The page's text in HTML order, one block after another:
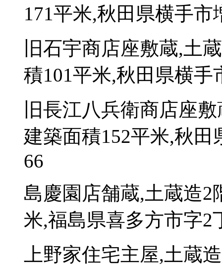
171平米,秋田県横手
旧石宇商店座敷蔵,土
積101平米,秋田県横
旧長江八兵衛商店座
建築面積152平米,秋
66
島慶園店舗蔵,土蔵造2
米,福島県喜多方市字2
上野家住宅主屋,土蔵